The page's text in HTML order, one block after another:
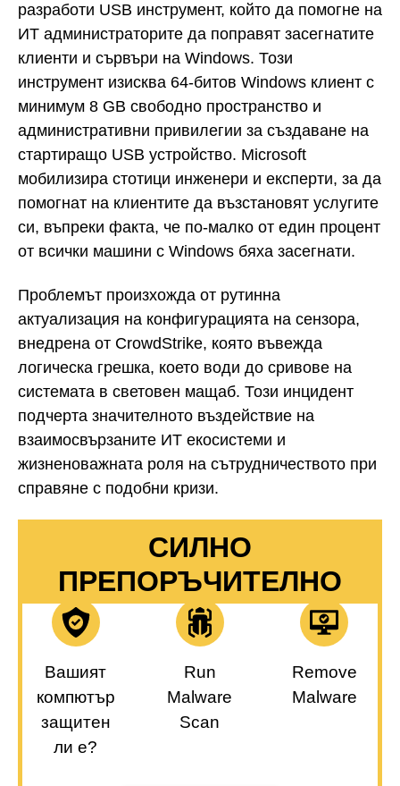
разработи USB инструмент, който да помогне на
ИТ администраторите да поправят засегнатите
клиенти и сървъри на Windows. Този
инструмент изисква 64-битов Windows клиент с
минимум 8 GB свободно пространство и
административни привилегии за създаване на
стартиращо USB устройство. Microsoft
мобилизира стотици инженери и експерти, за да
помогнат на клиентите да възстановят услугите
си, въпреки факта, че по-малко от един процент
от всички машини с Windows бяха засегнати.
Проблемът произхожда от рутинна
актуализация на конфигурацията на сензора,
внедрена от CrowdStrike, която въвежда
логическа грешка, което води до сривове на
системата в световен мащаб. Този инцидент
подчерта значителното въздействие на
взаимосвързаните ИТ екосистеми и
жизненоважната роля на сътрудничеството при
справяне с подобни кризи.
СИЛНО
ПРЕПОРЪЧИТЕЛНО
Вашият
компютър
защитен
ли е?
Run
Malware
Scan
Remove
Malware